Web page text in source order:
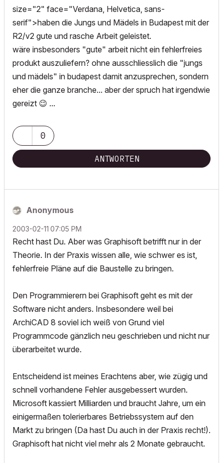
size="2" face="Verdana, Helvetica, sans-
serif">haben die Jungs und Mädels in Budapest mit der
R2/v2 gute und rasche Arbeit geleistet.
wäre insbesonders "gute" arbeit nicht ein fehlerfreies
produkt auszuliefern? ohne ausschliesslich die "jungs
und mädels" in budapest damit anzusprechen, sondern
eher die ganze branche... aber der spruch hat irgendwie
gereizt 😉 ...
0
ANTWORTEN
Anonymous
‎2003-02-11 07:05 PM
Recht hast Du. Aber was Graphisoft betrifft nur in der
Theorie. In der Praxis wissen alle, wie schwer es ist,
fehlerfreie Pläne auf die Baustelle zu bringen.
Den Programmierern bei Graphisoft geht es mit der
Software nicht anders. Insbesondere weil bei
ArchiCAD 8 soviel ich weiß von Grund viel
Programmcode gänzlich neu geschrieben und nicht nur
überarbeitet wurde.
Entscheidend ist meines Erachtens aber, wie zügig und
schnell vorhandene Fehler ausgebessert wurden.
Microsoft kassiert Milliarden und braucht Jahre, um ein
einigermaßen tolerierbares Betriebssystem auf den
Markt zu bringen (Da hast Du auch in der Praxis recht!).
Graphisoft hat nicht viel mehr als 2 Monate gebraucht.